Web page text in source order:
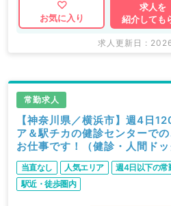
お気に入り
求人を
紹介しても
求人更新日 :
常勤求人
【神奈川県／横浜市】週4日
ア＆駅チカの健診センターで
お仕事です！（健診・人間ドッ
当直なし 人気エリア 週4日以下の常
駅近・徒歩圏内